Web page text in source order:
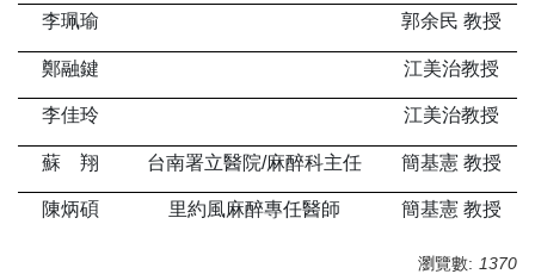
李珮瑜 郭余民 教授
鄭融鍵 江美治教授
李佳玲 江美治教授
蘇 翔 台南署立醫院/麻醉科主任 簡基憲 教授
陳炳碩 里約風麻醉專任醫師 簡基憲 教授
瀏覽數: 1370